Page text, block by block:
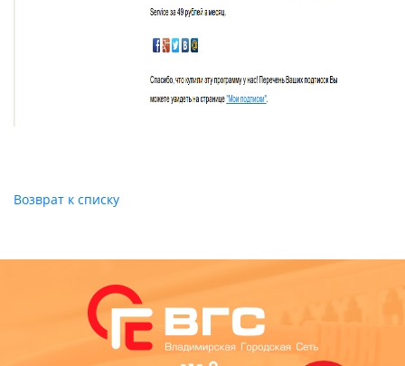
Возврат к списку